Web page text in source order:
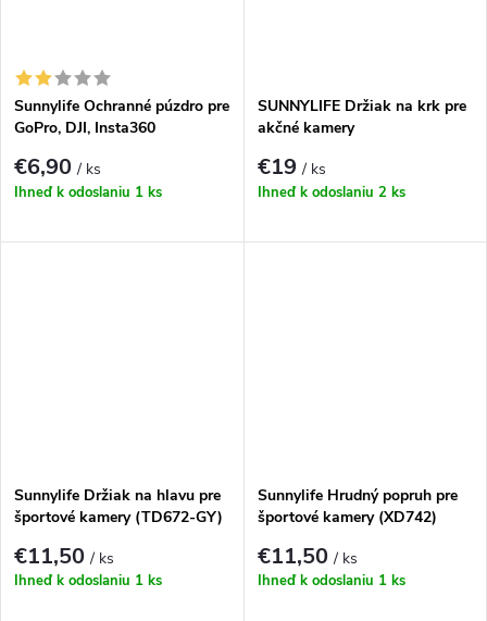
Sunnylife Ochranné púzdro pre
GoPro, DJI, Insta360
€6,90/ ks
Ihneď k odoslaniu 1 ks
SUNNYLIFE Držiak na krk pre
akčné kamery
€19/ ks
Ihneď k odoslaniu 2 ks
Sunnylife Držiak na hlavu pre
športové kamery (TD672-GY)
€11,50/ ks
Ihneď k odoslaniu 1 ks
Sunnylife Hrudný popruh pre
športové kamery (XD742)
€11,50/ ks
Ihneď k odoslaniu 1 ks